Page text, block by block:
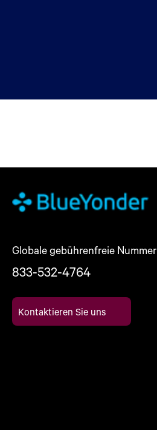
Globale gebührenfreie Nummer
833-532-4764
Kontaktieren Sie uns